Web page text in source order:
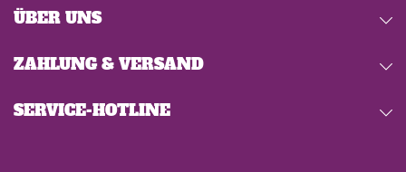
SERVICE-HOTLINE
ÜBER UNS
ZAHLUNG & VERSAND